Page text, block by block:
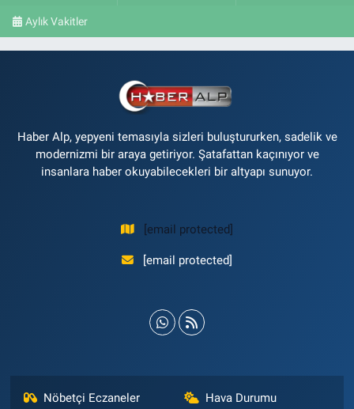
Aylık Vakitler
Haber Alp, yepyeni temasıyla sizleri buluştururken, sadelik ve
modernizmi bir araya getiriyor. Şatafattan kaçınıyor ve
insanlara haber okuyabilecekleri bir altyapı sunuyor.
[email protected]
[email protected]
Nöbetçi Eczaneler Hava Durumu